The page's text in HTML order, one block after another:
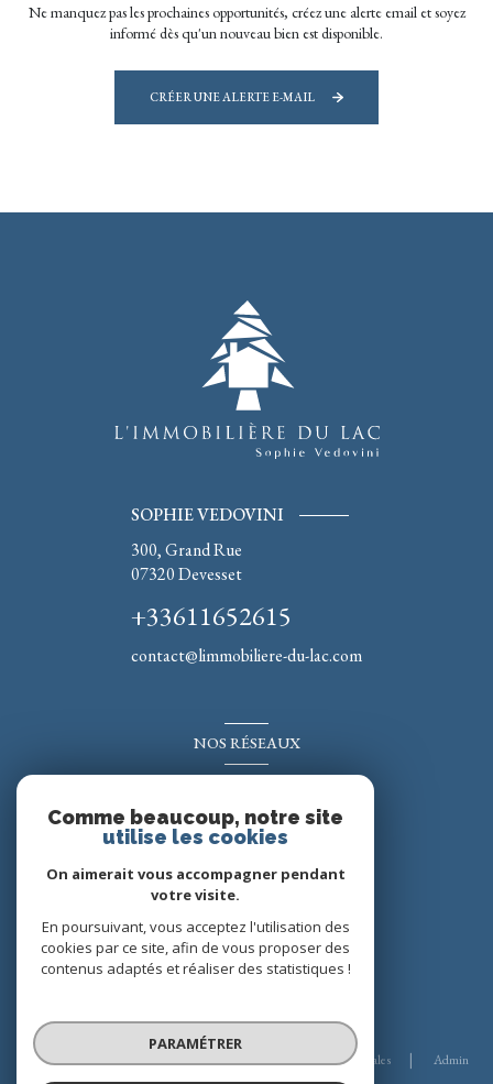
Ne manquez pas les prochaines opportunités, créez une alerte email et soyez
informé dès qu'un nouveau bien est disponible.
CRÉER UNE ALERTE E-MAIL
SOPHIE VEDOVINI
300, Grand Rue
07320Devesset
+33611652615
contact@limmobiliere-du-lac.com
NOS RÉSEAUX
Nos honoraires
Nos partenaires Mentions légales
Admin
Comme beaucoup, notre site
utilise les cookies
On aimerait vous accompagner pendant
votre visite.
En poursuivant, vous acceptez l'utilisation des
cookies par ce site, afin de vous proposer des
contenus adaptés et réaliser des statistiques !
PARAMÉTRER